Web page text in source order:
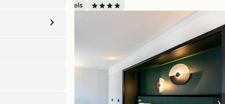
Hôtels